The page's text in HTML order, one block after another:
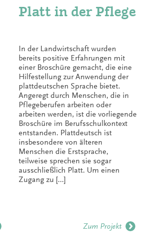
Platt in der Pflege
In der Landwirtschaft wurden
bereits positive Erfahrungen mit
einer Broschüre gemacht, die eine
Hilfestellung zur Anwendung der
plattdeutschen Sprache bietet.
Angeregt durch Menschen, die in
Pflegeberufen arbeiten oder
arbeiten werden, ist die vorliegende
Broschüre im Berufsschulkontext
entstanden. Plattdeutsch ist
insbesondere von älteren
Menschen die Erstsprache,
teilweise sprechen sie sogar
ausschließlich Platt. Um einen
Zugang zu […]
Zum Projekt